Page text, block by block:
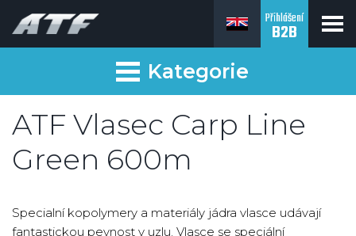
Přihlášení
B2B
Kategorie
ATF Vlasec Carp Line
Green 600m
Specialní kopolymery a materiály jádra vlasce udávají
fantastickou pevnost v uzlu. Vlasce se speciální